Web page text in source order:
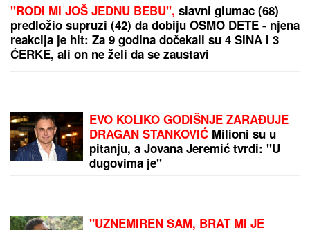
DROGIRAN IZAZVAO SUDAR, JEDNA OSOBA
POGINULAVozač iz Novog Pazara uhapšen u
Ulcinju: U nesreći dvoje povređeno